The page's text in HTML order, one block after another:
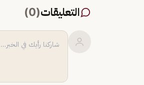
التعليقات(
0
)